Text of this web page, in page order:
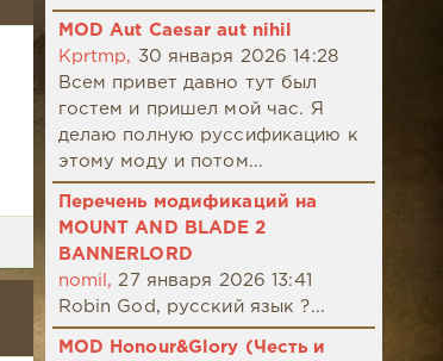
MOD Aut Caesar aut nihil
Kprtmp,
30 января 2026 14:28
Всем привет давно тут был
гостем и пришел мой час. Я
делаю полную руссификацию к
этому моду и потом...
Перечень модификаций на
MOUNT AND BLADE 2
BANNERLORD
nomil, 27 января 2026 13:41
Robin God, русский язык ?...
MOD Honour&Glory (Честь и